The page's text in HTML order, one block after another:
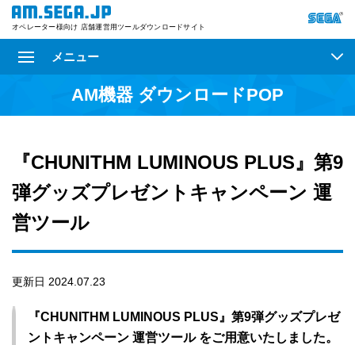
オペレーター様向け 店舗運営用ツールダウンロードサイト
メニュー
AM機器 ダウンロードPOP
『CHUNITHM LUMINOUS PLUS』第9
弾グッズプレゼントキャンペーン 運
営ツール
更新日 2024.07.23
『CHUNITHM LUMINOUS PLUS』第9弾グッズプレゼ
ントキャンペーン 運営ツール をご用意いたしました。